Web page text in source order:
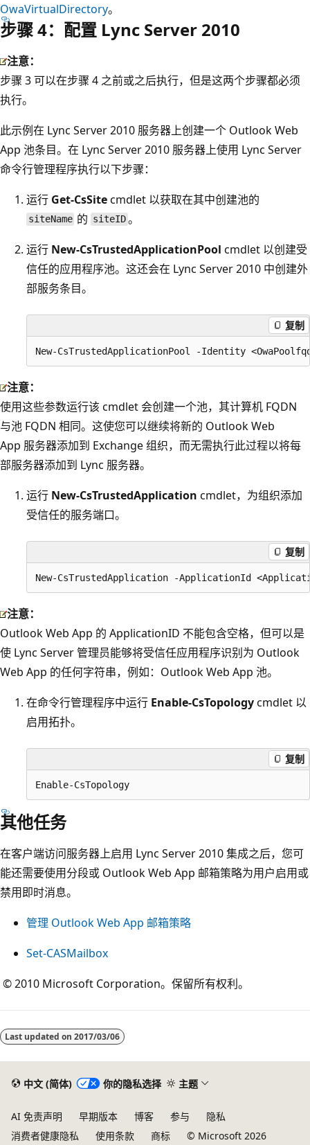
OwaVirtualDirectory。
步骤 4：配置 Lync Server 2010
注意：
步骤 3 可以在步骤 4 之前或之后执行，但是这两个步骤都必须
执行。
此示例在 Lync Server 2010 服务器上创建一个 Outlook Web
App 池条目。在 Lync Server 2010 服务器上使用 Lync Server
命令行管理程序执行以下步骤：
运行 Get-CsSitecmdlet 以获取在其中创建池的
siteName 的 siteID。
运行 New-CsTrustedApplicationPool cmdlet 以创建受
信任的应用程序池。这还会在 Lync Server 2010 中创建外
部服务条目。
复制
注意：
使用这些参数运行该 cmdlet 会创建一个池，其计算机 FQDN
与池 FQDN 相同。这使您可以继续将新的 Outlook Web
App 服务器添加到 Exchange 组织，而无需执行此过程以将每
部服务器添加到 Lync 服务器。
运行 New-CsTrustedApplication cmdlet，为组织添加
受信任的服务端口。
复制
注意：
Outlook Web App 的 ApplicationID 不能包含空格，但可以是
使 Lync Server 管理员能够将受信任应用程序识别为 Outlook
Web App 的任何字符串，例如：Outlook Web App 池。
在命令行管理程序中运行 Enable-CsTopologycmdlet 以
启用拓扑。
复制
其他任务
在客户端访问服务器上启用 Lync Server 2010 集成之后，您可
能还需要使用分段或 Outlook Web App 邮箱策略为用户启用或
禁用即时消息。
管理 Outlook Web App 邮箱策略
Set-CASMailbox
© 2010 Microsoft Corporation。保留所有权利。
模
式
Last updated on 2017/03/06
中文 (简体) 你的隐私选择 主题
AI 免责声明 早期版本 博客 参与
隐私
消费者健康隐私
使用条款 商标 © Microsoft 2026